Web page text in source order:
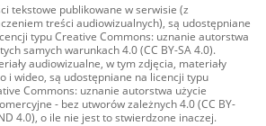
tekstowe publikowane w serwisie (z
treści audiowizualnych), są udostępniane
typu Creative Commons: uznanie autorstwa
samych warunkach 4.0 (CC BY-SA 4.0).
audiowizualne, w tym zdjęcia, materiały
i wideo, są udostępniane na licencji typu
Commons: uznanie autorstwa użycie
- bez utworów zależnych 4.0 (CC BY-
4.0), o ile nie jest to stwierdzone inaczej.